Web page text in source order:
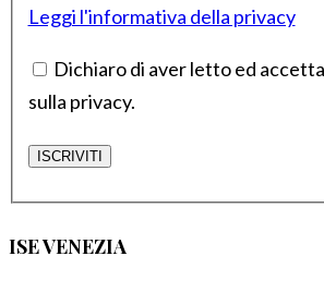
Leggi l'informativa della privacy
Dichiaro di aver letto ed
sulla privacy.
ISE VENEZIA